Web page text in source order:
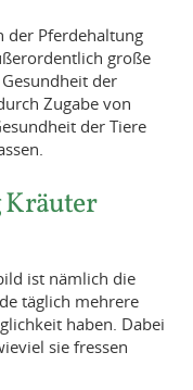
der Pferdehaltung
große
der
Zugabe von
der Tiere
Kräuter
ist nämlich die
täglich mehrere
haben. Dabei
sie fressen